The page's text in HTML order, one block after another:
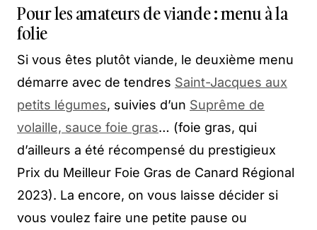
Pour les amateurs de viande : menu à la
folie
Si vous êtes plutôt viande, le deuxième menu
démarre avec de tendres Saint-Jacques aux
petits légumes, suivies d’un Suprême de
volaille, sauce foie gras… (foie gras, qui
d’ailleurs a été récompensé du prestigieux
Prix du Meilleur Foie Gras de Canard Régional
2023). La encore, on vous laisse décider si
vous voulez faire une petite pause ou